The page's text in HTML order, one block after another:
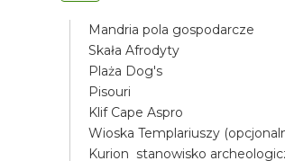
Mandria pola gospodarcze
Skała Afrodyty
Plaża Dog's
Pisouri
Klif Cape Aspro
Wioska Templariuszy
Kurion stanowisko